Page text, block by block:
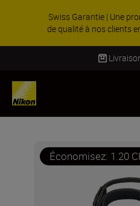
Swiss Garantie | Une
de qualité à nos clients
Économisez: 1.20